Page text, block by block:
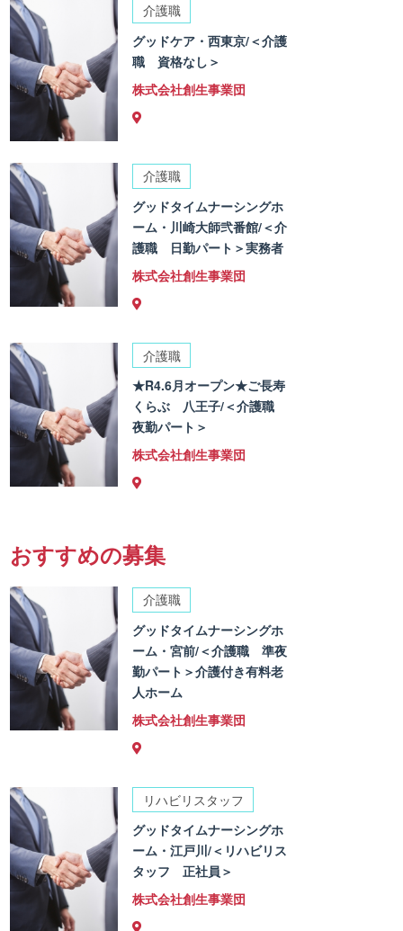
介護職
グッドケア・西東京/＜介護
職 資格なし＞
株式会社創生事業団
介護職
グッドタイムナーシングホ
ーム・川崎大師弐番館/＜介
護職 日勤パート＞実務者
株式会社創生事業団
介護職
★R4.6月オープン★ご長寿
くらぶ 八王子/＜介護職
夜勤パート＞
株式会社創生事業団
おすすめの募集
介護職
グッドタイムナーシングホ
ーム・宮前/＜介護職 準夜
勤パート＞介護付き有料老
人ホーム
株式会社創生事業団
リハビリスタッフ
グッドタイムナーシングホ
ーム・江戸川/＜リハビリス
タッフ 正社員＞
株式会社創生事業団